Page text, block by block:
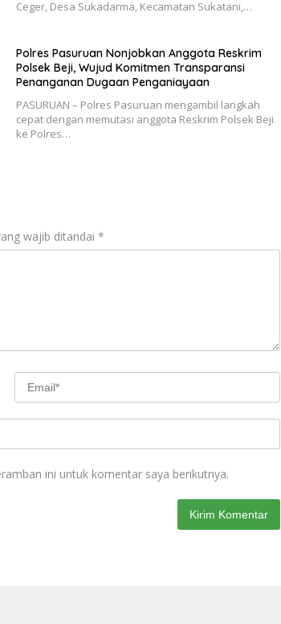
Ceger, Desa Sukadarma, Kecamatan Sukatani,…
Polres Pasuruan Nonjobkan Anggota Reskrim
Polsek Beji, Wujud Komitmen Transparansi
Penanganan Dugaan Penganiayaan
PASURUAN – Polres Pasuruan mengambil langkah
cepat dengan memutasi anggota Reskrim Polsek Beji
ke Polres…
wajib ditandai *
ini untuk komentar saya berikutnya.